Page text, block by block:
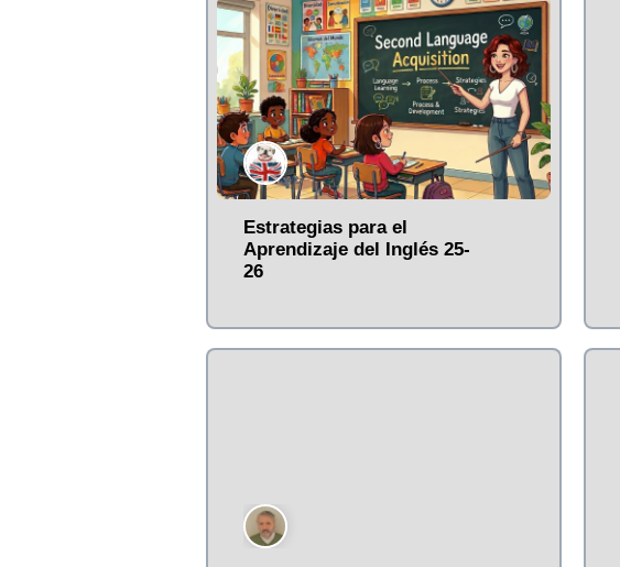
Estrategias para el
Aprendizaje del Inglés 25-
26